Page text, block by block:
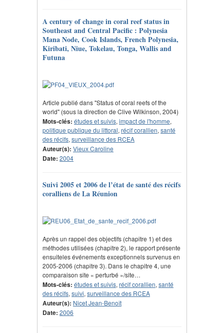
A century of change in coral reef status in
Southeast and Central Pacific : Polynesia
Mana Node, Cook Islands, French Polynesia,
Kiribati, Niue, Tokelau, Tonga, Wallis and
Futuna
Article publié dans "Status of coral reefs of the
world" (sous la direction de Clive Wilkinson, 2004)
Mots-clés: études et suivis, impact de l'homme,
politique publique du littoral, récif corallien, santé
des récifs, surveillance des RCEA
Auteur(s): Vieux Caroline
Date: 2004
Suivi 2005 et 2006 de l’état de santé des récifs
coralliens de La Réunion
Après un rappel des objectifs (chapitre 1) et des
méthodes utilisées (chapitre 2), le rapport présente
ensuiteles événements exceptionnels survenus en
2005-2006 (chapitre 3). Dans le chapitre 4, une
comparaison site « perturbé »/site…
Mots-clés: études et suivis, récif corallien, santé
des récifs, suivi, surveillance des RCEA
Auteur(s): Nicet Jean-Benoît
Date: 2006